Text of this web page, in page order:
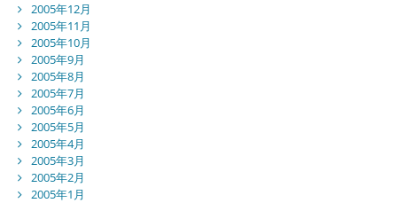
2005年12月
2005年11月
2005年10月
2005年9月
2005年8月
2005年7月
2005年6月
2005年5月
2005年4月
2005年3月
2005年2月
2005年1月